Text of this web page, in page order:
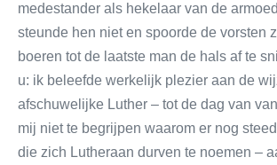
medestander als hekelaar van de
steunde hen niet en spoorde de vorsten
boeren tot de laatste man de hals af te
u: ik beleefde werkelijk plezier aan de
afschuwelijke Luther – tot de dag van
mij niet te begrijpen waarom er nog
die zich Lutheraan durven te noemen –